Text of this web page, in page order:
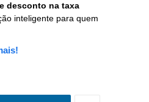
desconto na taxa
inteligente para quem